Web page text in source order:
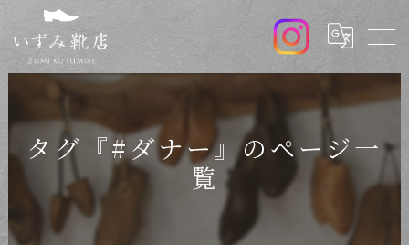
タグ『#ダナー』のページ一
覧